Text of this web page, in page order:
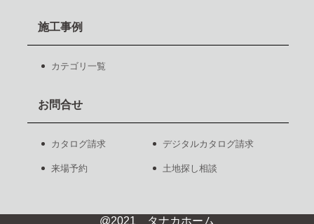
施工事例
カテゴリ一覧
お問合せ
カタログ請求 デジタルカタログ請求
来場予約 土地探し相談
@2021 タナカホーム